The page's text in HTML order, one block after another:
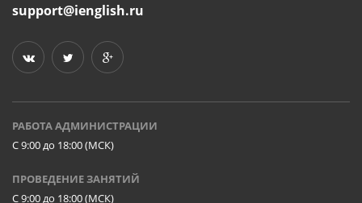
support@ienglish.ru
РАБОТА АДМИНИСТРАЦИИ
C 9:00 до 18:00 (МСК)
ПРОВЕДЕНИЕ ЗАНЯТИЙ
C 9:00 до 18:00 (МСК)